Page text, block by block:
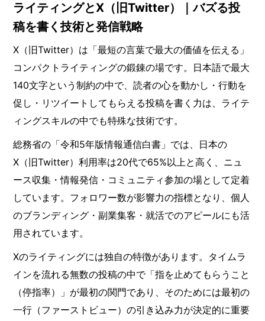
ライティングとX（旧Twitter）｜バズる投
稿を書く技術と発信戦略
X（旧Twitter）は「最短の言葉で最大の価値を伝える」
コンパクトライティングの鍛錬の場です。日本語で最大
140文字という制約の中で、読者の心を動かし・行動を
促し・リツイートしてもらえる投稿を書く力は、ライテ
ィングスキルの中でも特殊な技術です。
総務省の「令和5年版情報通信白書」では、日本の
X（旧Twitter）利用率は20代で65%以上と高く、ニュ
ース収集・情報発信・コミュニティ参加の場として定着
しています。フォロワー数が影響力の指標となり、個人
のブランディング・副業集客・就活でのアピールにも活
用されています。
Xのライティングには独自の特徴があります。タイムラ
インを流れる無数の投稿の中で「指を止めてもらうこと
（停指率）」が最初の関門であり、そのためには最初の
一行（ファーストビュー）の引き込み力が決定的に重要